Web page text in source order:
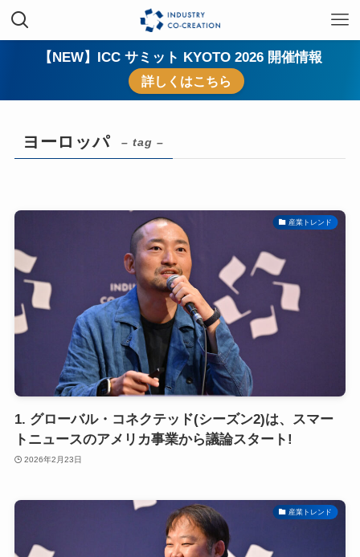
【NEW】ICC サミット KYOTO 2026 開催情報
詳しくはこちら
ヨーロッパ – tag –
産業トレンド
1. グローバル・コネクテッド(シーズン2)は、スマー
トニュースのアメリカ事業から議論スタート!
2026年2月23日
産業トレンド